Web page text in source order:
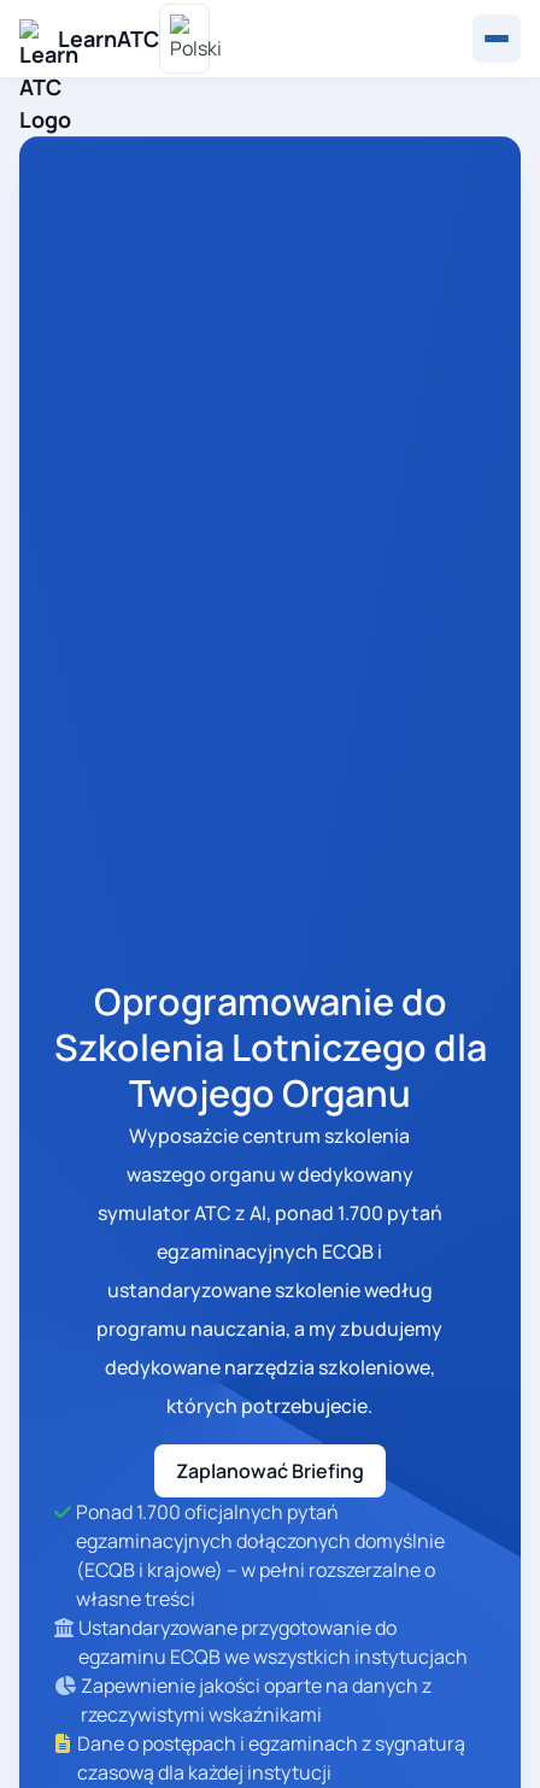
LearnATC
Oprogramowanie do
Szkolenia Lotniczego dla
Twojego Organu
Wyposażcie centrum szkolenia
waszego organu w dedykowany
symulator ATC z AI, ponad 1.700 pytań
egzaminacyjnych ECQB i
ustandaryzowane szkolenie według
programu nauczania, a my zbudujemy
dedykowane narzędzia szkoleniowe,
których potrzebujecie.
Zaplanować Briefing
Ponad 1.700 oficjalnych pytań
egzaminacyjnych dołączonych domyślnie
(ECQB i krajowe) – w pełni rozszerzalne o
własne treści
Ustandaryzowane przygotowanie do
egzaminu ECQB we wszystkich instytucjach
Zapewnienie jakości oparte na danych z
rzeczywistymi wskaźnikami
Dane o postępach i egzaminach z sygnaturą
czasową dla każdej instytucji